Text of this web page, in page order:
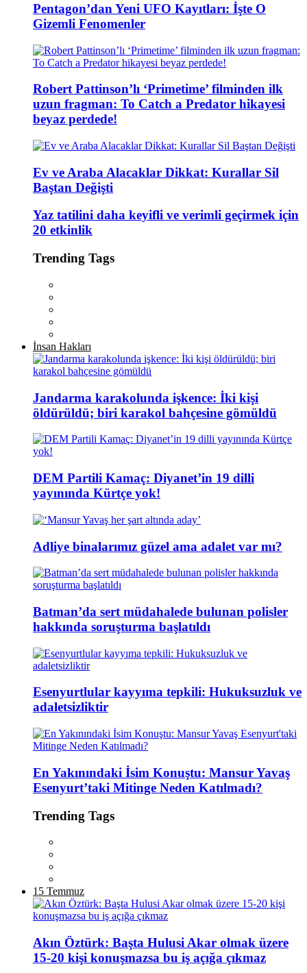
Pentagon’dan Yeni UFO Kayıtları: İşte O
Gizemli Fenomenler
Robert Pattinson’lı ‘Primetime’ filminden ilk
uzun fragman: To Catch a Predator hikayesi
beyaz perdede!
Ev ve Araba Alacaklar Dikkat: Kurallar Sil
Baştan Değişti
Yaz tatilini daha keyifli ve verimli geçirmek için
20 etkinlik
Trending Tags
İnsan Hakları
Jandarma karakolunda işkence: İki kişi
öldürüldü; biri karakol bahçesine gömüldü
DEM Partili Kamaç: Diyanet’in 19 dilli
yayınında Kürtçe yok!
Adliye binalarımız güzel ama adalet var mı?
Batman’da sert müdahalede bulunan polisler
hakkında soruşturma başlatıldı
Esenyurtlular kayyıma tepkili: Hukuksuzluk ve
adaletsizliktir
En Yakınındaki İsim Konuştu: Mansur Yavaş
Esenyurt’taki Mitinge Neden Katılmadı?
Trending Tags
15 Temmuz
Akın Öztürk: Başta Hulusi Akar olmak üzere
15-20 kişi konuşmazsa bu iş açığa çıkmaz